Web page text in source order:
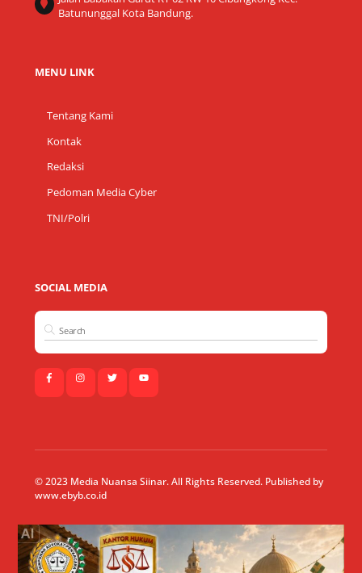
Batununggal Kota Bandung.
MENU LINK
Tentang Kami
Kontak
Redaksi
Pedoman Media Cyber
TNI/Polri
SOCIAL MEDIA
© 2023 Media Nuansa Siinar. All Rights Reserved. Published by
www.ebyb.co.id